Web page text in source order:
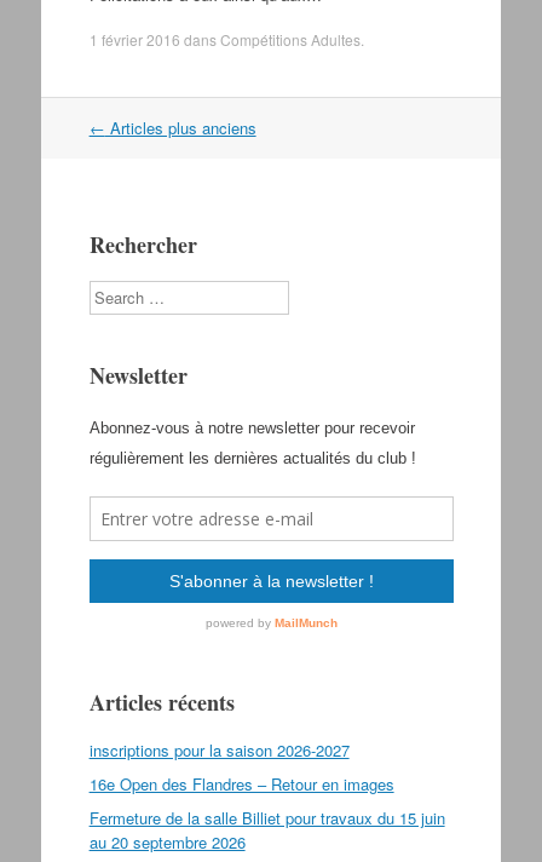
1 février 2016 dansCompétitions Adultes.
Navigation dans les articles
← Articles plus anciens
Rechercher
Search
Newsletter
Articles récents
inscriptions pour la saison 2026-2027
16e Open des Flandres – Retour en images
Fermeture de la salle Billiet pour travaux du 15 juin
au 20 septembre 2026